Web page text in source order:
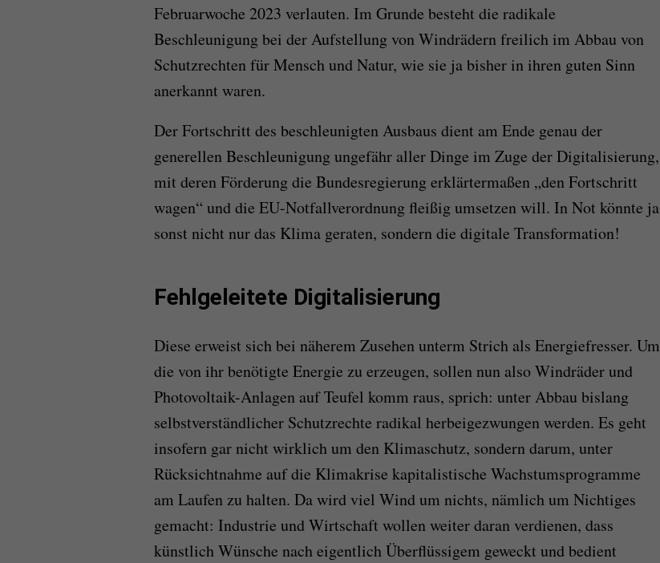
Februarwoche 2023 verlauten. Im Grunde besteht die radikale
Beschleunigung bei der Aufstellung von Windrädern freilich im Abbau von
Schutzrechten für Mensch und Natur, wie sie ja bisher in ihren guten Sinn
anerkannt waren.
Der Fortschritt des beschleunigten Ausbaus dient am Ende genau der
generellen Beschleu­nigung ungefähr aller Dinge im Zuge der Digitalisierung,
mit deren Förderung die Bundesregierung erklärtermaßen „den Fortschritt
wagen“ und die EU-Notfallverordnung fleißig umsetzen will. In Not könnte ja
sonst nicht nur das Klima geraten, sondern die digitale Transformation!
Fehlgeleitete Digitalisierung
Diese erweist sich bei näherem Zusehen unterm Strich als Energiefresser. Um
die von ihr benötigte Energie zu erzeugen, sollen nun also Windräder und
Photovoltaik-Anlagen auf Teufel komm raus, sprich: unter Abbau bislang
selbstverständlicher Schutzrechte radikal herbeigezwungen werden. Es geht
insofern gar nicht wirklich um den Klimaschutz, sondern darum, unter
Rücksicht­nahme auf die Klimakrise kapitalistische Wachstumsprogramme
am Laufen zu halten. Da wird viel Wind um nichts, nämlich um Nichtiges
gemacht: Industrie und Wirtschaft wollen weiter daran verdienen, dass
künstlich Wünsche nach eigentlich Über­flüssigem geweckt und bedient